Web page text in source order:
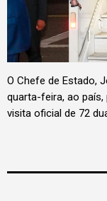
O Chefe de Estado,
quarta-feira, ao país,
visita oficial de 72